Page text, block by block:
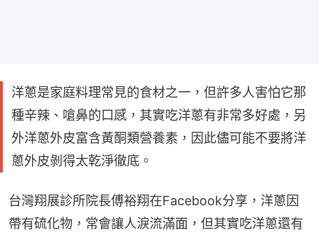
洋蔥是家庭料理常見的食材之一，但許多人害怕它那
種辛辣、嗆鼻的口感，其實吃洋蔥有非常多好處，另
外洋蔥外皮富含黃酮類營養素，因此儘可能不要將洋
蔥外皮剝得太乾淨徹底。
台灣翔展診所院長傅裕翔在Facebook分享，洋蔥因
帶有硫化物，常會讓人淚流滿面，但其實吃洋蔥還有